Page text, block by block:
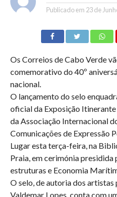
Publicado em 23 de
Os Correios de Cabo Verde
comemorativo do 40º
nacional.
O lançamento do selo
oficial da Exposição
da Associação Internacional
Comunicações de Expressão
Lugar esta terça-feira, na
Praia, em cerimónia
estruturas e Economia
O selo, de autoria dos artistas
Valdemar Lopes, conta com